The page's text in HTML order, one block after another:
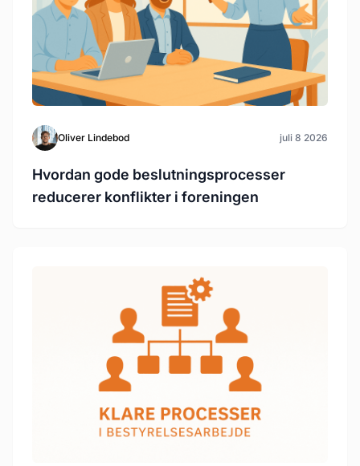
Oliver Lindebod juli 8 2026
Hvordan gode beslutningsprocesser
reducerer konflikter i foreningen